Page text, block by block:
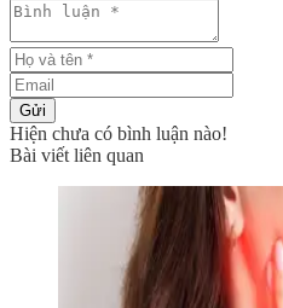
Gửi
Hiện chưa có bình luận nào!
Bài viết liên quan